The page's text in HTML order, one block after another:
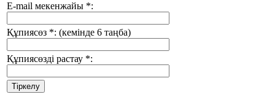
E-mail мекенжайы *:
Құпиясөз *: (кемінде 6 таңба)
Құпиясөзді растау *: